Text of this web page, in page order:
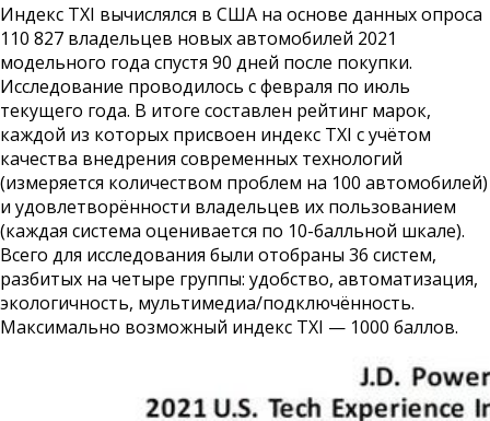
Индекс TXI вычислялся в США на основе данных опроса
110 827 владельцев новых автомобилей 2021
модельного года спустя 90 дней после покупки.
Исследование проводилось с февраля по июль
текущего года. В итоге составлен рейтинг марок,
каждой из которых присвоен индекс TXI с учётом
качества внедрения современных технологий
(измеряется количеством проблем на 100 автомобилей)
и удовлетворённости владельцев их пользованием
(каждая система оценивается по 10-балльной шкале).
Всего для исследования были отобраны 36 систем,
разбитых на четыре группы: удобство, автоматизация,
экологичность, мультимедиа/подключённость.
Максимально возможный индекс TXI — 1000 баллов.